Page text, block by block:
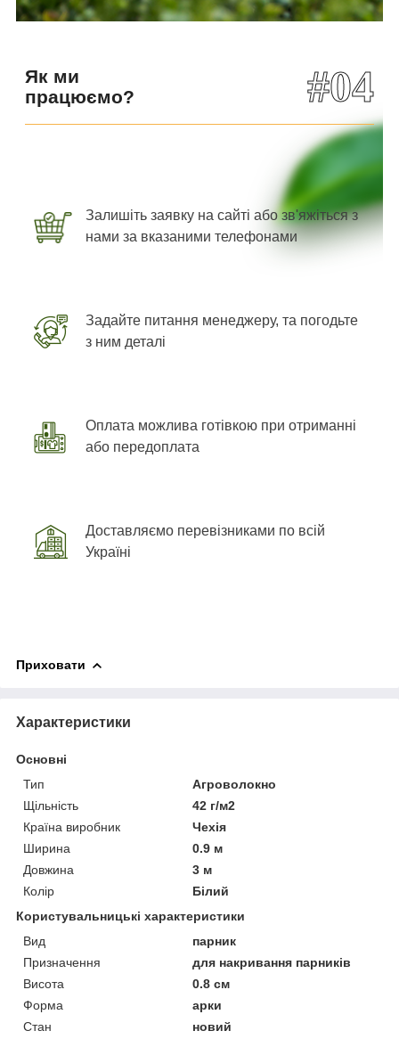
Як ми
працюємо?
#04
Залишіть заявку на сайті або зв'яжіться з
нами за вказаними телефонами
Задайте питання менеджеру, та погодьте
з ним деталі
Оплата можлива готівкою при отриманні
або передоплата
Доставляємо перевізниками по всій
Україні
Приховати
Характеристики
Основні
Тип
Агроволокно
Щільність
42 г/м2
Країна виробник
Чехія
Ширина
0.9 м
Довжина
3 м
Колір
Білий
Користувальницькі характеристики
Вид
парник
Призначення
для накривання парників
Висота
0.8 см
Форма
арки
Стан
новий